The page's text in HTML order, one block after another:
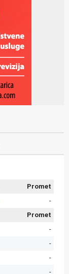
Promet
-
Promet
-
-
-
-